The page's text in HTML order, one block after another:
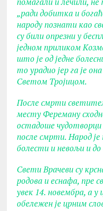
„ради добитка и
народу познати као
су били опрезни у
једном приликом
што је од једне
то урадио јер га је
Светом Тројицом.
После смрти
месту Фереману
остадоше
после смрти. Народ је
болести и невољи и до
Свети Врачеви су
родова и еснафа, пре
увек 14. новембра, а у
обележен је црним